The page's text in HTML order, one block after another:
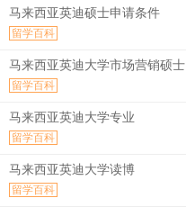
马来西亚英迪硕士申请条件
留学百科
马来西亚英迪大学市场营销硕士
留学百科
马来西亚英迪大学专业
留学百科
马来西亚英迪大学读博
留学百科